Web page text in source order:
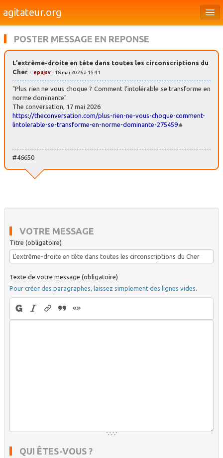
agitateur.org
Bourges & le Cher
Société
Culture
Médias
Dossiers
POSTER MESSAGE EN REPONSE
L’extrême-droite en tête dans toutes les circonscriptions du
Cher - epujsv - 18 mai 2026 à 15:41
"Plus rien ne vous choque ? Comment l’intolérable se transforme en
norme dominante"
The conversation, 17 mai 2026
https://theconversation.com/plus-rien-ne-vous-choque-comment-
lintolerable-se-transforme-en-norme-dominante-275459
#46650
VOTRE MESSAGE
Titre (obligatoire)
Texte de votre message (obligatoire)
Pour créer des paragraphes, laissez simplement des lignes vides.
QUI ÊTES-VOUS ?